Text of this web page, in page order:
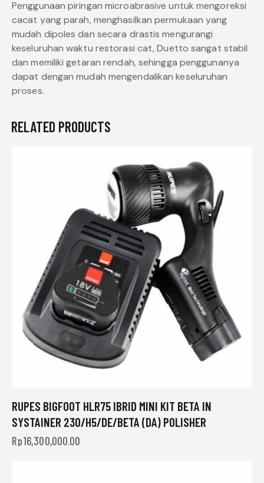
Penggunaan piringan microabrasive untuk mengoreksi
cacat yang parah, menghasilkan permukaan yang
mudah dipoles dan secara drastis mengurangi
keseluruhan waktu restorasi cat, Duetto sangat stabil
dan memiliki getaran rendah, sehingga penggunanya
dapat dengan mudah mengendalikan keseluruhan
proses.
RELATED PRODUCTS
RUPES BIGFOOT HLR75 IBRID MINI KIT BETA IN
SYSTAINER 230/H5/DE/BETA (DA) POLISHER
Rp16,300,000.00